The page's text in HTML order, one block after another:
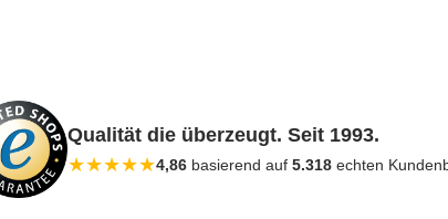
Qualität die überzeugt. Seit 1993.
★★★★★4,86 basierend auf 5.318 echten